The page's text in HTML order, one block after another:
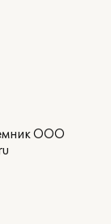
ООО